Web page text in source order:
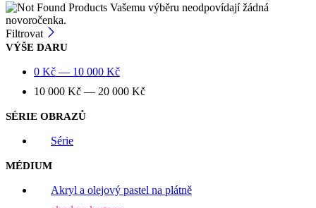
Vašemu výběru neodpovídají žádná
novoročenka.
Filtrovat
VÝŠE DARU
0 Kč — 10 000 Kč
10 000 Kč — 20 000 Kč
SÉRIE OBRAZŮ
Série
MÉDIUM
Akryl a olejový pastel na plátně